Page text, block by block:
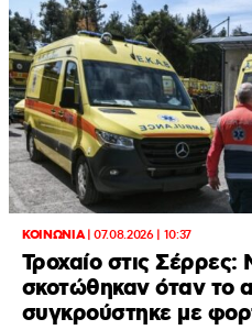
ΚΟΙΝΩΝΙΑ|07.08.2026 | 10:37
Τροχαίο στις Σέρρες:
σκοτώθηκαν όταν το
συγκρούστηκε με